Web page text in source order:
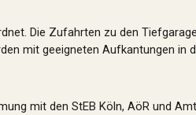
Die Zufahrten zu den
mit geeigneten Aufkantungen in
mit den StEB Köln, AöR und